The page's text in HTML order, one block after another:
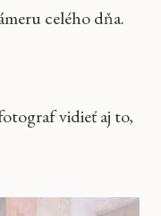
celého dňa.
vidieť aj to,